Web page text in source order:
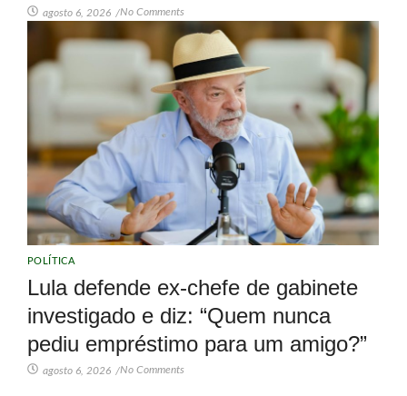
agosto 6, 2026 /No Comments
POLÍTICA
Lula defende ex-chefe de gabinete
investigado e diz: “Quem nunca
pediu empréstimo para um amigo?”
agosto 6, 2026 /No Comments